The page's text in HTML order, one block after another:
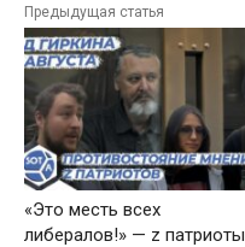
Предыдущая статья
«Это месть всех
либералов!» — z патриоты